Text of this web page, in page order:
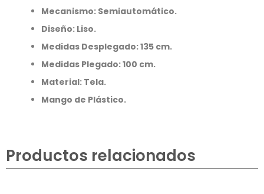
Mecanismo: Semiautomático.
Diseño: Liso.
Medidas Desplegado: 135 cm.
Medidas Plegado: 100 cm.
Material: Tela.
Mango de Plástico.
Productos relacionados